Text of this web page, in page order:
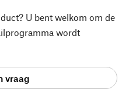
U bent welkom om de
wordt
vraag